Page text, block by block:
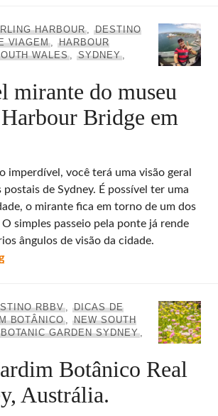
HARBOUR,DESTINO
VIAGEM,HARBOUR
WALES,SYDNEY,
mirante do museu
Bridge em
imperdível, você terá uma visão geral
de Sydney. É possível ter uma
o mirante fica em torno de um dos
simples passeio pela ponte já rende
ângulos de visão da cidade.
O incrível mirante do museu da Ponte
RBBV,DICAS DE
BOTÂNICO,NEW SOUTH
GARDEN SYDNEY,
Botânico Real
Austrália.